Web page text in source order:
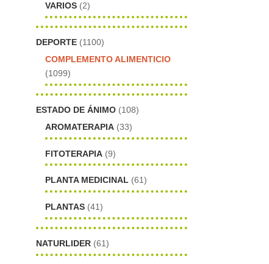
VARIOS (2)
DEPORTE (1100)
COMPLEMENTO ALIMENTICIO
(1099)
ESTADO DE ÁNIMO (108)
AROMATERAPIA (33)
FITOTERAPIA (9)
PLANTA MEDICINAL (61)
PLANTAS (41)
NATURLIDER (61)